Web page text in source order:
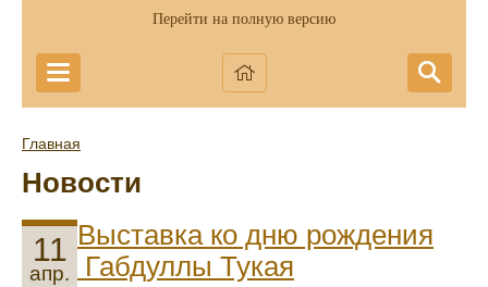
Перейти на полную версию
Главная
Новости
11
апр.
Выставка ко дню рождения
Габдуллы Тукая